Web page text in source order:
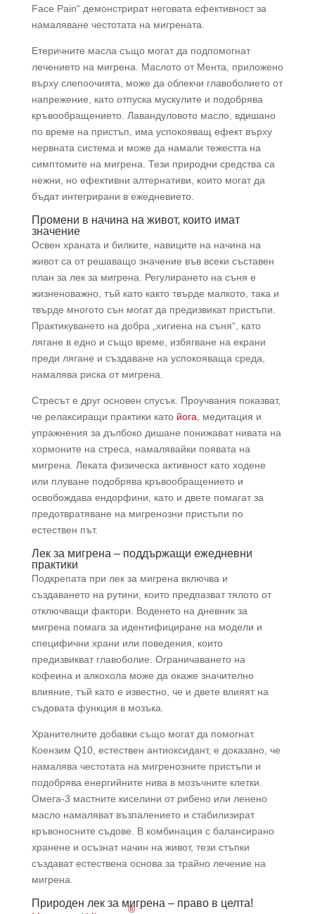
Face Pain“ демонстрират неговата ефективност за
намаляване честотата на мигрената.
Етеричните масла също могат да подпомогнат
лечението на мигрена. Маслото от Мента, приложено
върху слепоочията, може да облекчи главоболието от
напрежение, като отпуска мускулите и подобрява
кръвообращението. Лавандуловото масло, вдишано
по време на пристъп, има успокояващ ефект върху
нервната система и може да намали тежестта на
симптомите на мигрена. Тези природни средства са
нежни, но ефективни алтернативи, които могат да
бъдат интегрирани в ежедневието.
Промени в начина на живот, които имат
значение
Освен храната и билките, навиците на начина на
живот са от решаващо значение във всеки съставен
план за лек за мигрена. Регулирането на съня е
жизненоважно, тъй като както твърде малкото, така и
твърде многото сън могат да предизвикат пристъпи.
Практикуването на добра „хигиена на съня“, като
лягане в едно и също време, избягване на екрани
преди лягане и създаване на успокояваща среда,
намалява риска от мигрена.
Стресът е друг основен спусък. Проучвания показват,
че релаксиращи практики като йога , медитация и
упражнения за дълбоко дишане понижават нивата на
хормоните на стреса, намалявайки появата на
мигрена. Леката физическа активност като ходене
или плуване подобрява кръвообращението и
освобождава ендорфини, като и двете помагат за
предотвратяване на мигренозни пристъпи по
естествен път.
Лек за мигрена – поддържащи ежедневни
практики
Подкрепата при лек за мигрена включва и
създаването на рутини, които предпазват тялото от
отключващи фактори. Воденето на дневник за
мигрена помага за идентифициране на модели и
специфични храни или поведения, които
предизвикват главоболие. Ограничаването на
кофеина и алкохола може да окаже значително
влияние, тъй като е известно, че и двете влияят на
съдовата функция в мозъка.
Хранителните добавки също могат да помогнат.
Коензим Q10, естествен антиоксидант, е доказано, че
намалява честотата на мигренозните пристъпи и
подобрява енергийните нива в мозъчните клетки.
Омега-3 мастните киселини от рибено или ленено
масло намаляват възпалението и стабилизират
кръвоносните съдове. В комбинация с балансирано
хранене и осъзнат начин на живот, тези стъпки
създават естествена основа за трайно лечение на
мигрена.
Природен лек за мигрена – право в целта!
®